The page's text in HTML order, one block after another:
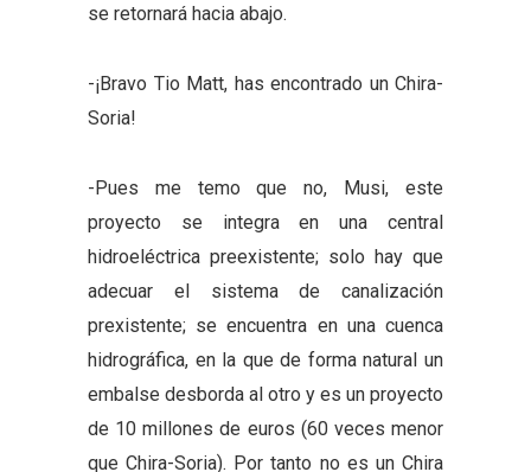
se retornará hacia abajo.
-¡Bravo Tio Matt, has encontrado un Chira-
Soria!
-Pues me temo que no, Musi, este
proyecto se integra en una central
hidroeléctrica preexistente; solo hay que
adecuar el sistema de canalización
prexistente; se encuentra en una cuenca
hidrográfica, en la que de forma natural un
embalse desborda al otro y es un proyecto
de 10 millones de euros (60 veces menor
que Chira-Soria). Por tanto no es un Chira